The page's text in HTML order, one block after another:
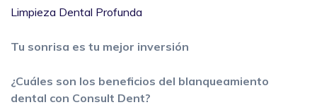
Limpieza Dental Profunda
Tu sonrisa es tu mejor inversión
¿Cuáles son los beneficios del blanqueamiento
dental con Consult Dent?